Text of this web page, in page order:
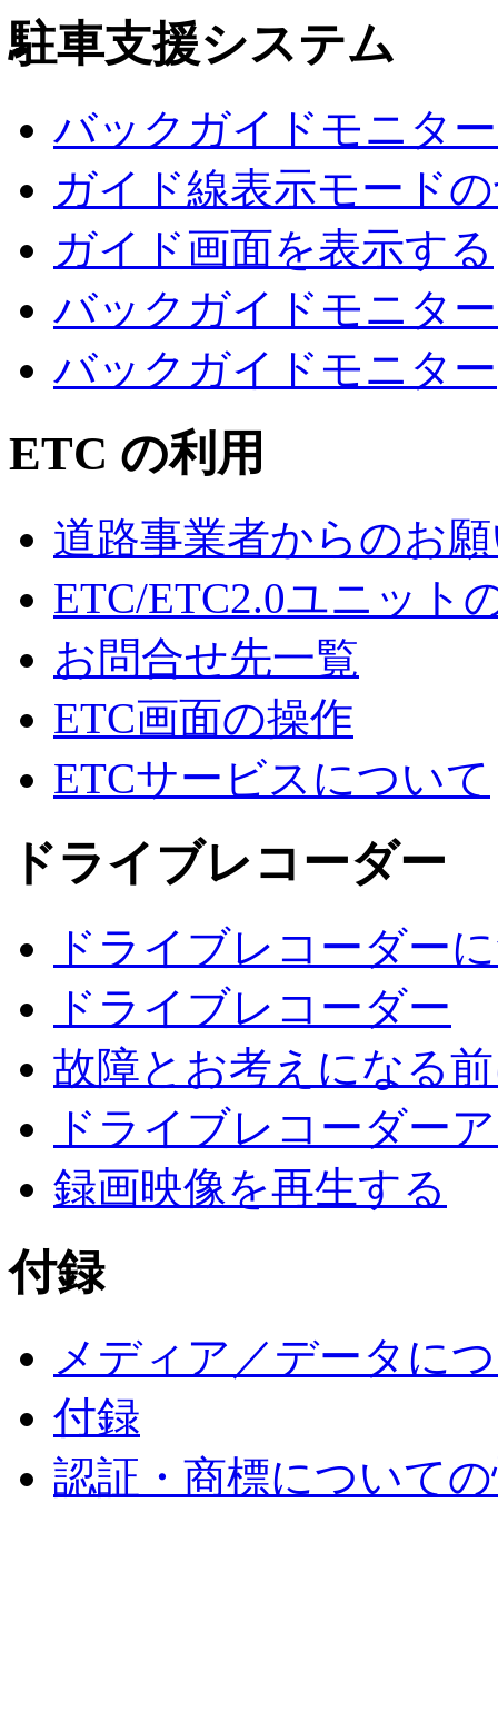
駐車支援システム
バックガイドモニタ
ガイド線表示モード
ガイド画面を表示する
バックガイドモニタ
バックガイドモニター
ETC の利用
道路事業者からのお
ETC/ETC2.0ユニット
お問合せ先一覧
ETC画面の操作
ETCサービスについて
ドライブレコーダー
ドライブレコーダー
ドライブレコーダー
故障とお考えになる
ドライブレコーダー
録画映像を再生する
付録
メディア／データに
付録
認証・商標について